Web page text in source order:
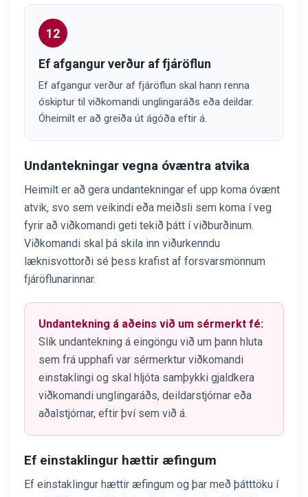
12
Ef afgangur verður af fjáröflun
Ef afgangur verður af fjáröflun skal hann renna
óskiptur til viðkomandi unglingaráðs eða deildar.
Óheimilt er að greiða út ágóða eftir á.
Undantekningar vegna óvæntra atvika
Heimilt er að gera undantekningar ef upp koma óvænt
atvik, svo sem veikindi eða meiðsli sem koma í veg
fyrir að viðkomandi geti tekið þátt í viðburðinum.
Viðkomandi skal þá skila inn viðurkenndu
læknisvottorði sé þess krafist af forsvarsmönnum
fjáröflunarinnar.
Undantekning á aðeins við um sérmerkt fé:
Slík undantekning á eingöngu við um þann hluta
sem frá upphafi var sérmerktur viðkomandi
einstaklingi og skal hljóta samþykki gjaldkera
viðkomandi unglingaráðs, deildarstjórnar eða
aðalstjórnar, eftir því sem við á.
Ef einstaklingur hættir æfingum
Ef einstaklingur hættir æfingum og þar með þátttöku í